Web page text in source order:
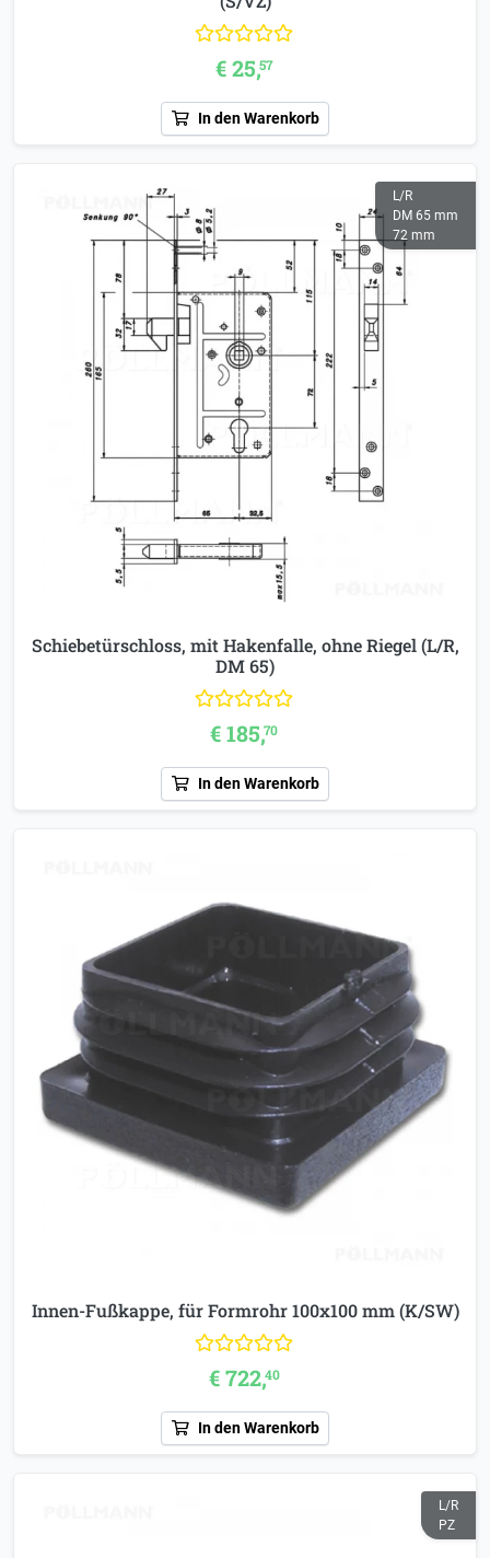
€ 25,57
In den Warenkorb
L/R
DM 65 mm
72 mm
Schiebetürschloss, mit Hakenfalle, ohne Riegel (L/R,
DM 65)
€ 185,70
In den Warenkorb
Innen-Fußkappe, für Formrohr 100x100 mm (K/SW)
€ 722,40
In den Warenkorb
L/R
PZ